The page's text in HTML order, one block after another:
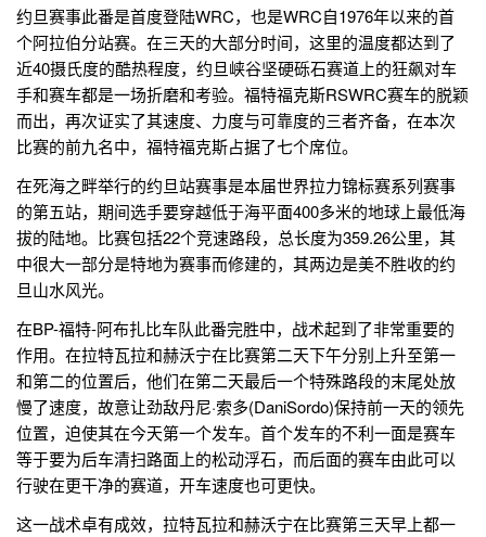
约旦赛事此番是首度登陆WRC，也是WRC自1976年以来的首
个阿拉伯分站赛。在三天的大部分时间，这里的温度都达到了
近40摄氏度的酷热程度，约旦峡谷坚硬砾石赛道上的狂飙对车
手和赛车都是一场折磨和考验。福特福克斯RSWRC赛车的脱颖
而出，再次证实了其速度、力度与可靠度的三者齐备，在本次
比赛的前九名中，福特福克斯占据了七个席位。
在死海之畔举行的约旦站赛事是本届世界拉力锦标赛系列赛事
的第五站，期间选手要穿越低于海平面400多米的地球上最低海
拔的陆地。比赛包括22个竞速路段，总长度为359.26公里，其
中很大一部分是特地为赛事而修建的，其两边是美不胜收的约
旦山水风光。
在BP-福特-阿布扎比车队此番完胜中，战术起到了非常重要的
作用。在拉特瓦拉和赫沃宁在比赛第二天下午分别上升至第一
和第二的位置后，他们在第二天最后一个特殊路段的末尾处放
慢了速度，故意让劲敌丹尼·索多(DaniSordo)保持前一天的领先
位置，迫使其在今天第一个发车。首个发车的不利一面是赛车
等于要为后车清扫路面上的松动浮石，而后面的赛车由此可以
行驶在更干净的赛道，开车速度也可更快。
这一战术卓有成效，拉特瓦拉和赫沃宁在比赛第三天早上都一